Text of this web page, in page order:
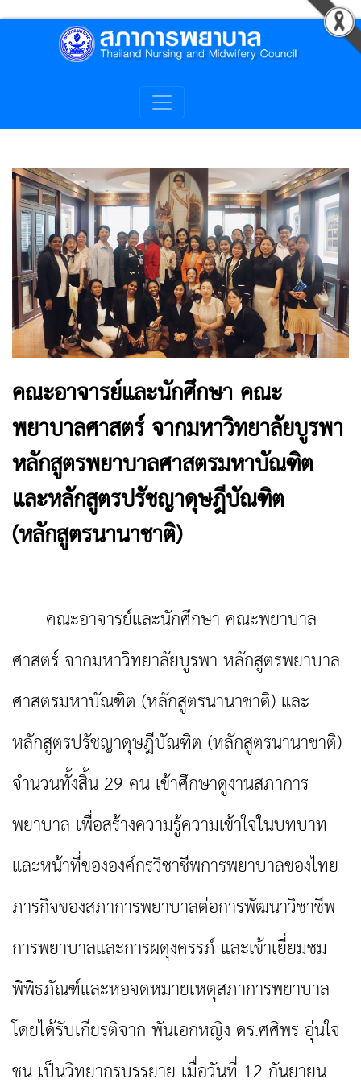
คณะอาจารย์และนักศึกษา คณะ
พยาบาลศาสตร์ จากมหาวิทยาลัยบูรพา
หลักสูตรพยาบาลศาสตรมหาบัณฑิต
และหลักสูตรปรัชญาดุษฎีบัณฑิต
(หลักสูตรนานาชาติ)
คณะอาจารย์และนักศึกษา คณะพยาบาล
ศาสตร์ จากมหาวิทยาลัยบูรพา หลักสูตรพยาบาล
ศาสตรมหาบัณฑิต (หลักสูตรนานาชาติ) และ
หลักสูตรปรัชญาดุษฎีบัณฑิต (หลักสูตรนานาชาติ)
จำนวนทั้งสิ้น 29 คน เข้าศึกษาดูงานสภาการ
พยาบาล เพื่อสร้างความรู้ความเข้าใจในบทบาท
และหน้าที่ขององค์กรวิชาชีพการพยาบาลของไทย
ภารกิจของสภาการพยาบาลต่อการพัฒนาวิชาชีพ
การพยาบาลและการผดุงครรภ์ และเข้าเยี่ยมชม
พิพิธภัณฑ์และหอจดหมายเหตุสภาการพยาบาล
โดยได้รับเกียรติจาก พันเอกหญิง ดร.ศศิพร อุ่นใจ
ชน เป็นวิทยากรบรรยาย เมื่อวันที่ 12 กันยายน